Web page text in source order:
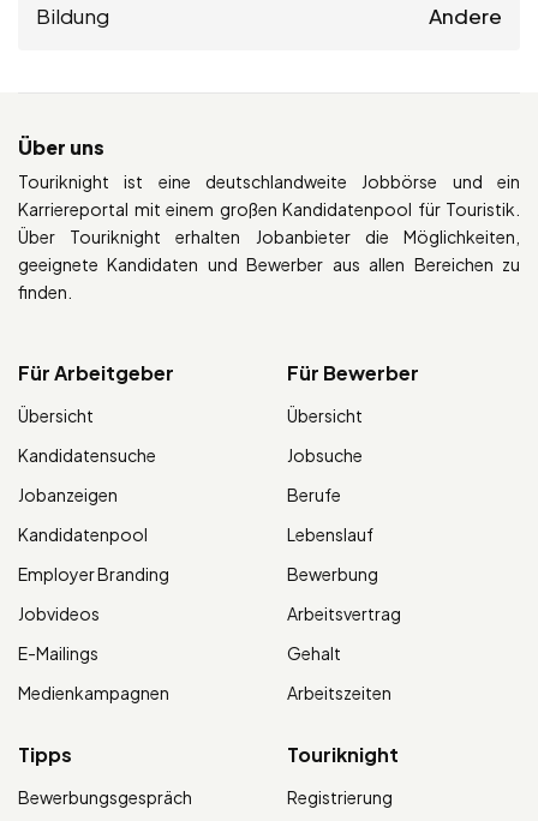
Bildung Andere
Über uns
Touriknight ist eine deutschlandweite Jobbörse und ein
Karriereportal mit einem großen Kandidatenpool für Touristik.
Über Touriknight erhalten Jobanbieter die Möglichkeiten,
geeignete Kandidaten und Bewerber aus allen Bereichen zu
finden.
Für Arbeitgeber
Übersicht
Kandidatensuche
Jobanzeigen
Kandidatenpool
Employer Branding
Jobvideos
E-Mailings
Medienkampagnen
Für Bewerber
Übersicht
Jobsuche
Berufe
Lebenslauf
Bewerbung
Arbeitsvertrag
Gehalt
Arbeitszeiten
Tipps
Bewerbungsgespräch
Touriknight
Registrierung